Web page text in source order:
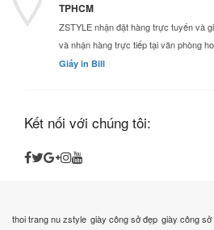
TPHCM
ZSTYLE nhận đặt hàng trực tuyến và
và nhận hàng trực tiếp tại văn phòng
Giấy in Bill
Kết nối với chúng tôi:
thoi trang nu zstyle giày công sở đẹp giày công